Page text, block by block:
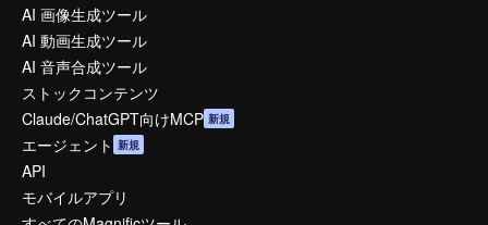
AI 画像生成ツール
AI 動画生成ツール
AI 音声合成ツール
ストックコンテンツ
Claude/ChatGPT向けMCP 新規
エージェント 新規
API
モバイルアプリ